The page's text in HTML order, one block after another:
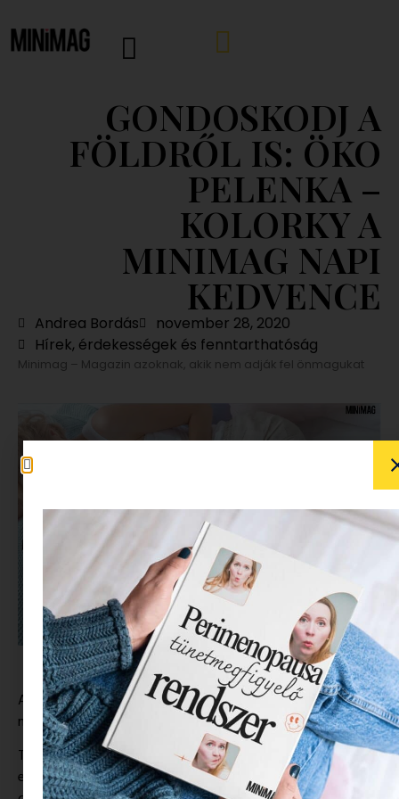
GONDOSKODJ A
FÖLDRŐL IS: ÖKO
PELENKA –
KOLORKY A
MINIMAG NAPI
KEDVENCE
Andrea Bordás
november 28, 2020
Hírek, érdekességek és fenntarthatóság
Minimag – Magazin azoknak, akik nem adják fel önmagukat
A Minimag mai kedvence, a Kolorky ökopelenkája lett,
mindjárt a tiéd is az lesz, adj nekünk 2 percet
Tudtad, hogy egy átlagos baba kb. 5000 pelenkát használ
el, mielőtt áttérne a bili használatára, kerülne; és mivel a